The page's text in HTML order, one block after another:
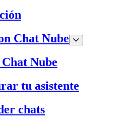
Chat Nube
Nube
tu asistente
chats